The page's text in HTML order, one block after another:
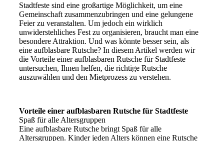
Stadtfeste sind eine großartige Möglichkeit, um eine
Gemeinschaft zusammenzubringen und eine gelungene
Feier zu veranstalten. Um jedoch ein wirklich
unwiderstehliches Fest zu organisieren, braucht man eine
besondere Attraktion. Und was könnte besser sein, als
eine aufblasbare Rutsche? In diesem Artikel werden wir
die Vorteile einer aufblasbaren Rutsche für Stadtfeste
untersuchen, Ihnen helfen, die richtige Rutsche
auszuwählen und den Mietprozess zu verstehen.
Vorteile einer aufblasbaren Rutsche für Stadtfeste
Spaß für alle Altersgruppen
Eine aufblasbare Rutsche bringt Spaß für alle
Altersgruppen. Kinder jeden Alters können eine Rutsche